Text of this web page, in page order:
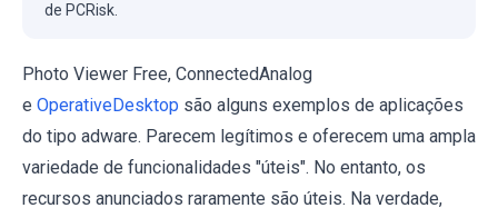
de PCRisk.
Photo Viewer Free, ConnectedAnalog
e OperativeDesktop são alguns exemplos de aplicações
do tipo adware. Parecem legítimos e oferecem uma ampla
variedade de funcionalidades "úteis". No entanto, os
recursos anunciados raramente são úteis. Na verdade,